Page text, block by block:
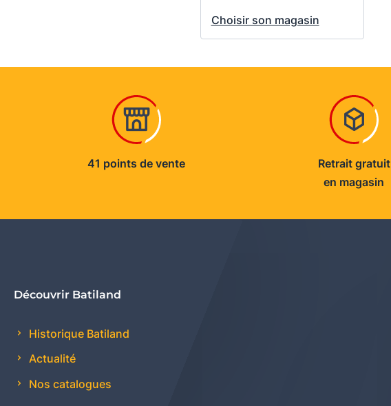
Choisir son magasin
41 points de vente
Retrait gratuit
en magasin
Découvrir Batiland
Historique Batiland
Actualité
Nos catalogues